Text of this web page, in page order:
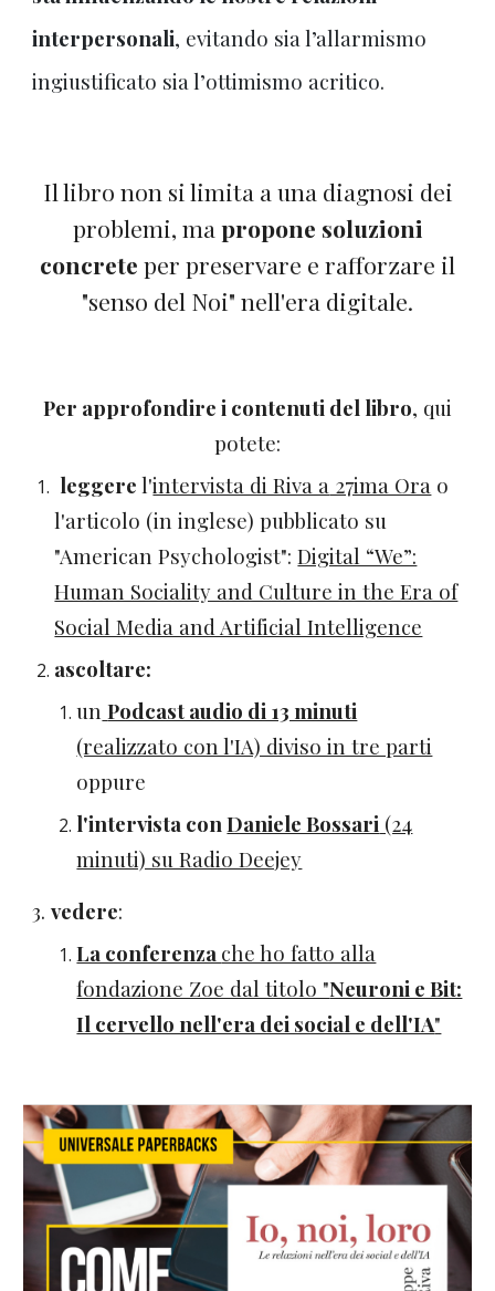
interpersonali, evitando sia l’allarmismo
ingiustificato sia l’ottimismo acritico.
Il libro non si limita a una diagnosi dei
problemi, ma propone soluzioni
concrete per preservare e rafforzare il
"senso del Noi" nell'era digitale.
Per approfondire i contenuti del libro, qui
potete:
leggere l'intervista di Riva a 27ima Ora o
l'articolo (in inglese) pubblicato su
"American Psychologist":Digital “We”:
Human Sociality and Culture in the Era of
Social Media and Artificial Intelligence
ascoltare:
un Podcast audio di 13 minuti
(realizzato con l'IA) diviso in tre parti
oppure
l'intervista conDaniele Bossari (24
minuti) su Radio Deejey
3.vedere:
La conferenza che ho fatto alla
fondazione Zoe dal titolo "Neuroni e Bit:
Il cervello nell'era dei social e dell'IA"